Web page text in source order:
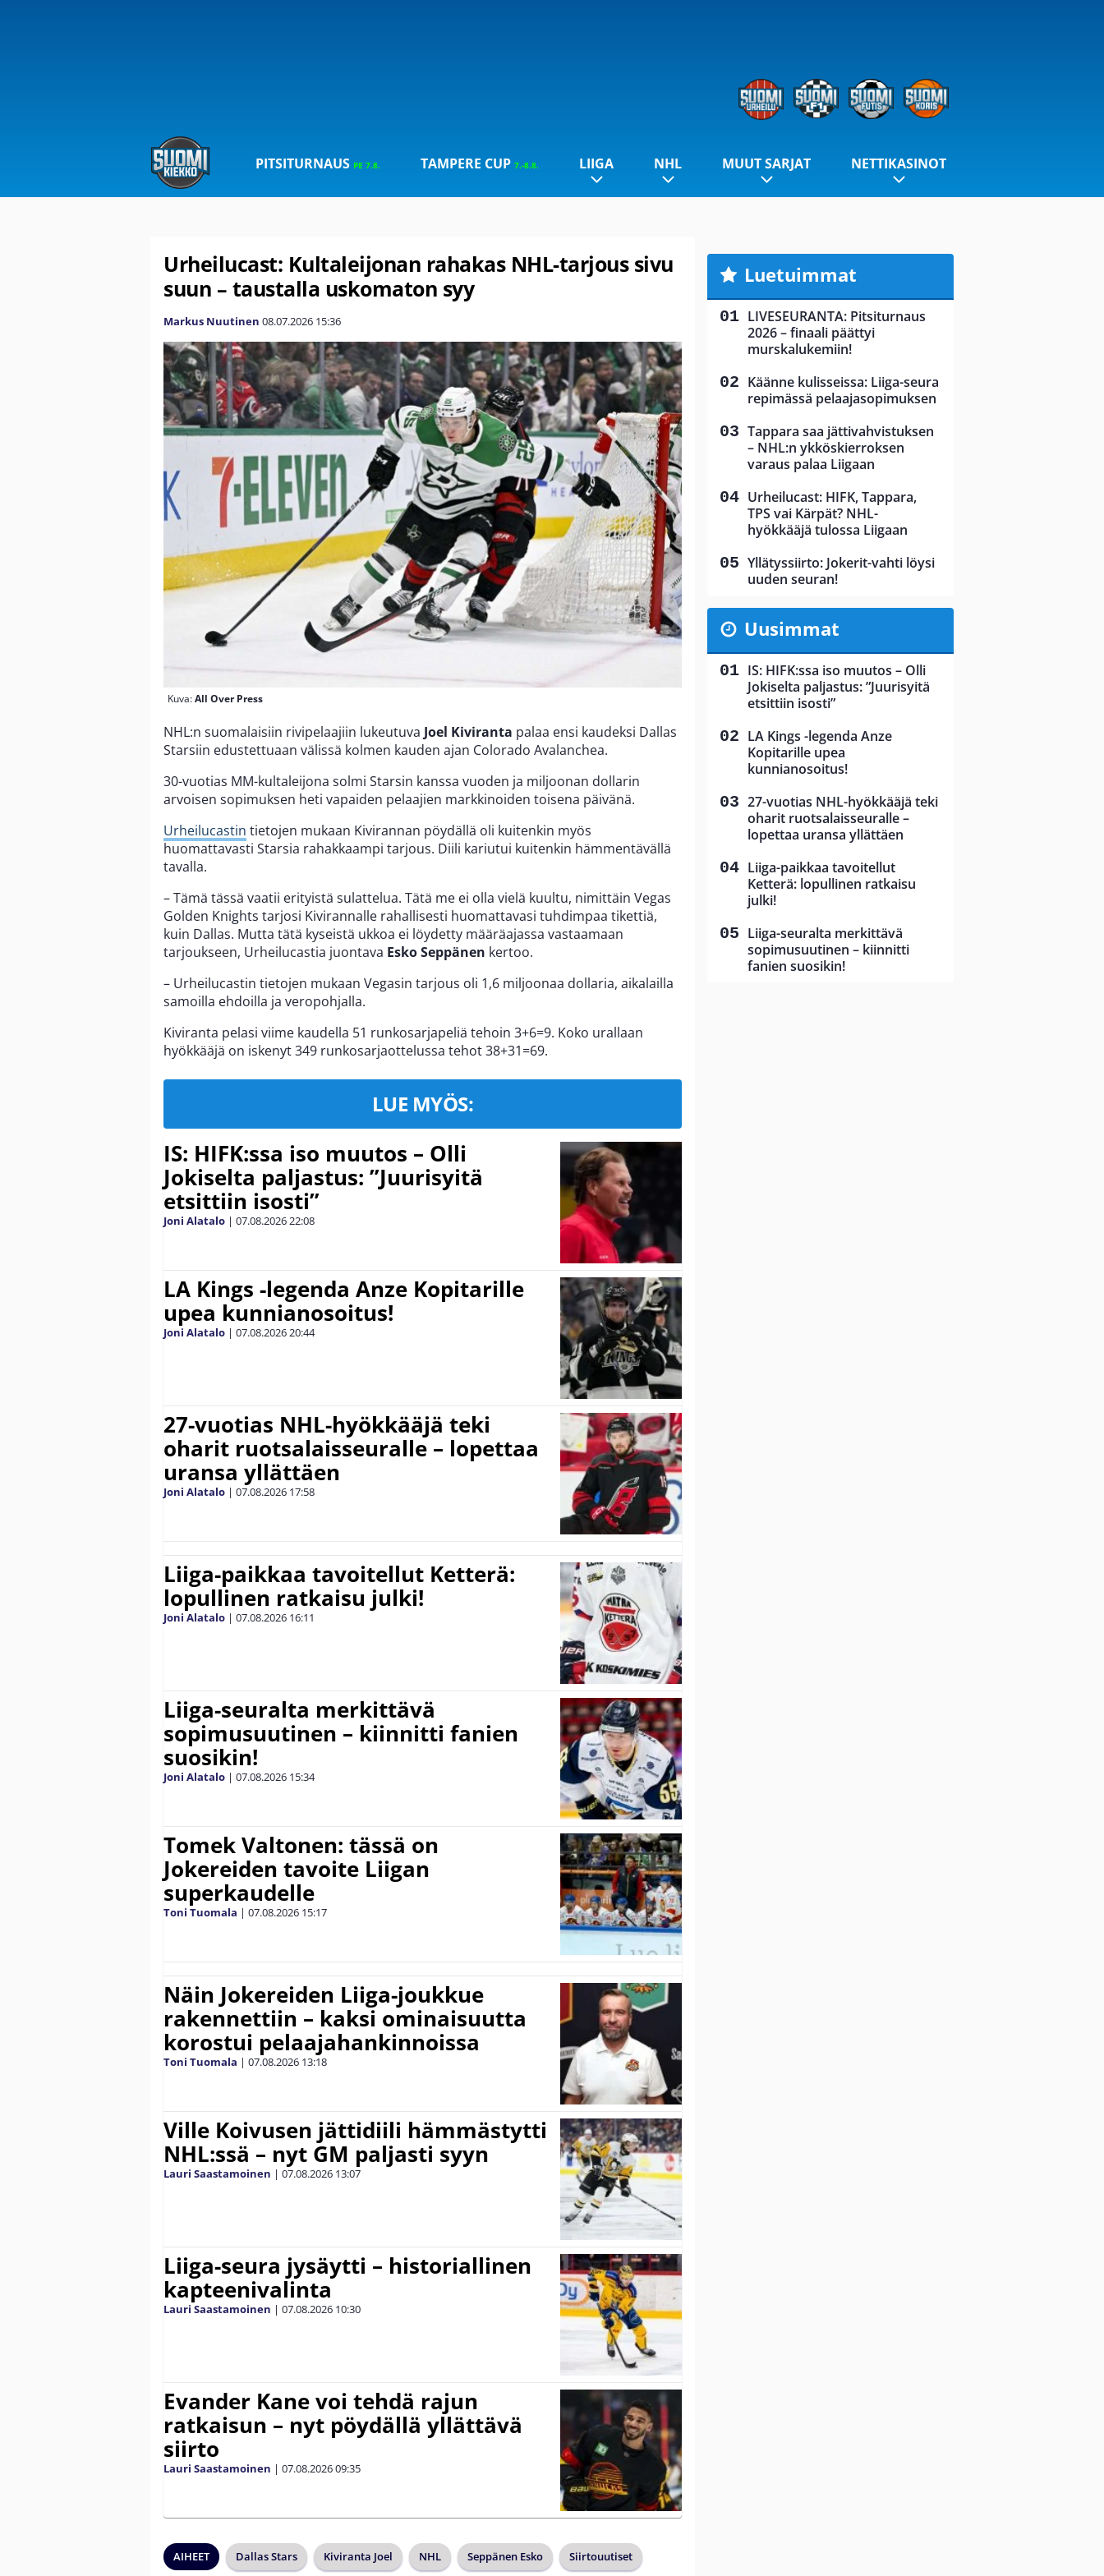
PITSITURNAUS PE 7.8. TAMPERE CUP 7.-8.8. LIIGA NHL MUUT SARJAT NETTIKASINOT
Urheilucast: Kultaleijonan rahakas NHL-tarjous sivu
suun – taustalla uskomaton syy
Markus Nuutinen 08.07.2026 15:36
Kuva:All Over Press
NHL:n suomalaisiin rivipelaajiin lukeutuva Joel Kiviranta palaa ensi kaudeksi Dallas
Starsiin edustettuaan välissä kolmen kauden ajan Colorado Avalanchea.
30-vuotias MM-kultaleijona solmi Starsin kanssa vuoden ja miljoonan dollarin
arvoisen sopimuksen heti vapaiden pelaajien markkinoiden toisena päivänä.
Urheilucastin tietojen mukaan Kivirannan pöydällä oli kuitenkin myös
huomattavasti Starsia rahakkaampi tarjous. Diili kariutui kuitenkin hämmentävällä
tavalla.
– Tämä tässä vaatii erityistä sulattelua. Tätä me ei olla vielä kuultu, nimittäin Vegas
Golden Knights tarjosi Kivirannalle rahallisesti huomattavasi tuhdimpaa tikettiä,
kuin Dallas. Mutta tätä kyseistä ukkoa ei löydetty määräajassa vastaamaan
tarjoukseen, Urheilucastia juontava Esko Seppänen kertoo.
– Urheilucastin tietojen mukaan Vegasin tarjous oli 1,6 miljoonaa dollaria, aikalailla
samoilla ehdoilla ja veropohjalla.
Kiviranta pelasi viime kaudella 51 runkosarjapeliä tehoin 3+6=9. Koko urallaan
hyökkääjä on iskenyt 349 runkosarjaottelussa tehot 38+31=69.
LUE MYÖS:
IS: HIFK:ssa iso muutos – Olli
Jokiselta paljastus: ”Juurisyitä
etsittiin isosti”
Joni Alatalo | 07.08.202622:08
LA Kings -legenda Anze Kopitarille
upea kunnianosoitus!
Joni Alatalo | 07.08.202620:44
27-vuotias NHL-hyökkääjä teki
oharit ruotsalaisseuralle – lopettaa
uransa yllättäen
Joni Alatalo | 07.08.2026 17:58
Liiga-paikkaa tavoitellut Ketterä:
lopullinen ratkaisu julki!
Joni Alatalo | 07.08.2026 16:11
Liiga-seuralta merkittävä
sopimusuutinen – kiinnitti fanien
suosikin!
Joni Alatalo | 07.08.2026 15:34
Tomek Valtonen: tässä on
Jokereiden tavoite Liigan
superkaudelle
Toni Tuomala | 07.08.2026 15:17
Näin Jokereiden Liiga-joukkue
rakennettiin – kaksi ominaisuutta
korostui pelaajahankinnoissa
Toni Tuomala | 07.08.2026 13:18
Ville Koivusen jättidiili hämmästytti
NHL:ssä – nyt GM paljasti syyn
Lauri Saastamoinen | 07.08.2026 13:07
Liiga-seura jysäytti – historiallinen
kapteenivalinta
Lauri Saastamoinen | 07.08.2026 10:30
Evander Kane voi tehdä rajun
ratkaisun – nyt pöydällä yllättävä
siirto
Lauri Saastamoinen | 07.08.202609:35
AIHEET Dallas Stars Kiviranta Joel NHL Seppänen Esko Siirtouutiset
Luetuimmat
LIVESEURANTA: Pitsiturnaus
2026 – finaali päättyi
murskalukemiin!
Käänne kulisseissa: Liiga-seura
repimässä pelaajasopimuksen
Tappara saa jättivahvistuksen
– NHL:n ykköskierroksen
varaus palaa Liigaan
Urheilucast: HIFK, Tappara,
TPS vai Kärpät? NHL-
hyökkääjä tulossa Liigaan
Yllätyssiirto: Jokerit-vahti löysi
uuden seuran!
Uusimmat
IS: HIFK:ssa iso muutos – Olli
Jokiselta paljastus: ”Juurisyitä
etsittiin isosti”
LA Kings -legenda Anze
Kopitarille upea
kunnianosoitus!
27-vuotias NHL-hyökkääjä teki
oharit ruotsalaisseuralle –
lopettaa uransa yllättäen
Liiga-paikkaa tavoitellut
Ketterä: lopullinen ratkaisu
julki!
Liiga-seuralta merkittävä
sopimusuutinen – kiinnitti
fanien suosikin!